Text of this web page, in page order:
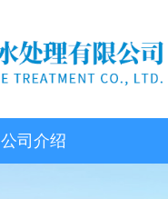
公司介绍